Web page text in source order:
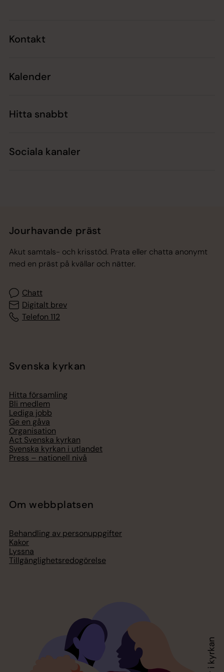
Kontakt
Kalender
Hitta snabbt
Sociala kanaler
Jourhavande präst
Akut samtals- och krisstöd. Prata eller chatta anonymt
med en präst på kvällar och nätter.
Chatt
Digitalt brev
Telefon 112
Svenska kyrkan
Hitta församling
Bli medlem
Lediga jobb
Ge en gåva
Organisation
Act Svenska kyrkan
Svenska kyrkan i utlandet
Press – nationell nivå
Om webbplatsen
Behandling av personuppgifter
Kakor
Lyssna
Tillgänglighetsredogörelse